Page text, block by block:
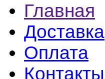
Главная
Доставка
Оплата
Контакты